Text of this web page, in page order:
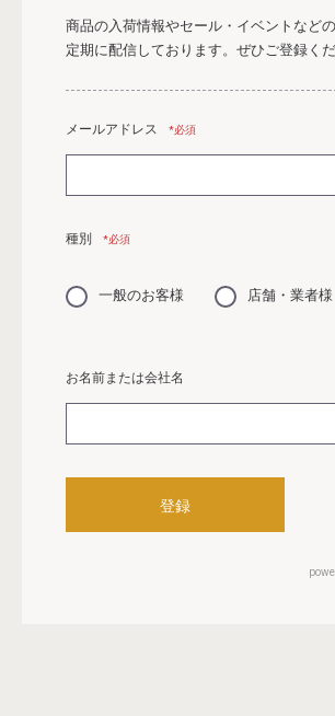
商品の入荷情報やセール・イベントなど
定期に配信しております。 ぜひご登録くだ
メールアドレス *必須
種別 *必須
一般のお客様 店舗・業者様
お名前または会社名